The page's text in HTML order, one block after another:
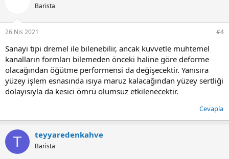
:
Barista
26 Nis 2021 #4
Sanayi tipi dremel ile bilenebilir, ancak kuvvetle muhtemel
kanalların formları bilemeden önceki haline göre deforme
olacağından öğütme performensi da değişecektir. Yanısıra
yüzey işlem esnasında ısıya maruz kalacağından yüzey sertliği
dolayısıyla da kesici ömrü olumsuz etkilenecektir.
Cevapla
T teyyaredenkahve
Barista